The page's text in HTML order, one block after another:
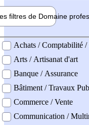
filtres de Domaine pro
professionel
Achats / Comptabilité /
Arts / Artisanat d'art
Banque / Assurance
Bâtiment / Travaux
Commerce / Vente
Communication /